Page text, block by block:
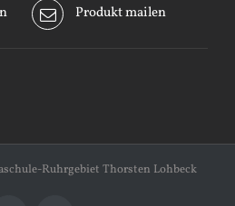
Produkt mailen
Ruhrgebiet Thorsten Lohbeck